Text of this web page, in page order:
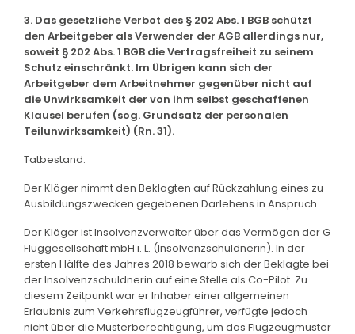
3. Das gesetzliche Verbot des § 202 Abs. 1 BGB schützt
den Arbeitgeber als Verwender der AGB allerdings nur,
soweit § 202 Abs. 1 BGB die Vertragsfreiheit zu seinem
Schutz einschränkt. Im Übrigen kann sich der
Arbeitgeber dem Arbeitnehmer gegenüber nicht auf
die Unwirksamkeit der von ihm selbst geschaffenen
Klausel berufen (sog. Grundsatz der personalen
Teilunwirksamkeit) (Rn. 31).
Tatbestand:
Der Kläger nimmt den Beklagten auf Rückzahlung eines zu
Ausbildungszwecken gegebenen Darlehens in Anspruch.
Der Kläger ist Insolvenzverwalter über das Vermögen der G
Fluggesellschaft mbH i. L. (Insolvenzschuldnerin). In der
ersten Hälfte des Jahres 2018 bewarb sich der Beklagte bei
der Insolvenzschuldnerin auf eine Stelle als Co-Pilot. Zu
diesem Zeitpunkt war er Inhaber einer allgemeinen
Erlaubnis zum Verkehrsflugzeugführer, verfügte jedoch
nicht über die Musterberechtigung, um das Flugzeugmuster